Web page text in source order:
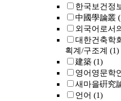
한국보건정
中國學論叢
외국어로서
대한건축학
획계/구조계 (1)
建築 (1)
영어영문학
새마을硏究
언어 (1)